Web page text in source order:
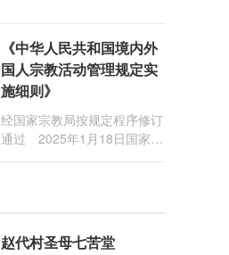
《中华人民共和国境内外
国人宗教活动管理规定实
施细则》
经国家宗教局按规定程序修订
通过 2025年1月18日国家宗
赵代村圣母七苦堂